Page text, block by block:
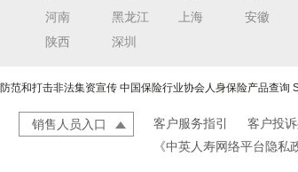
河南
黑龙江 上海 安徽
陕西
深圳
防范和打击非法集资宣传 中国保险行业协会人身保险产品查询
销售人员入口 客户服务指引 客户投诉
《中英人寿网络平台隐私